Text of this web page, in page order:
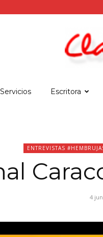
Servicios Escritora
ENTREVISTAS
4